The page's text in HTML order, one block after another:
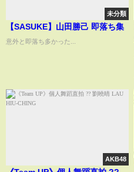
未分類
【SASUKE】山田勝己 即落ち集
意外と即落ち多かった...
AKB48